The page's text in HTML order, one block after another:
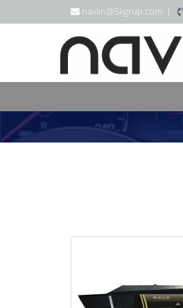
naviin@5kgrup.com |